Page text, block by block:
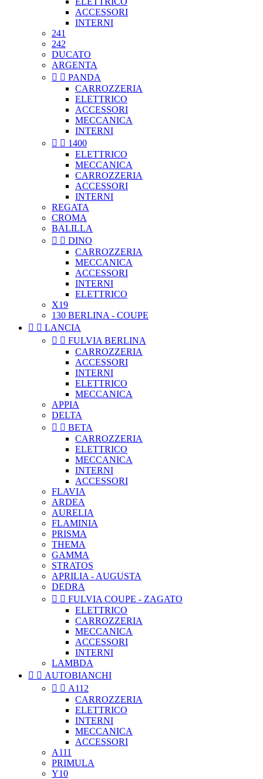
ACCESSORI
INTERNI
241
242
DUCATO
ARGENTA
  PANDA
CARROZZERIA
ELETTRICO
ACCESSORI
MECCANICA
INTERNI
  1400
ELETTRICO
MECCANICA
CARROZZERIA
ACCESSORI
INTERNI
REGATA
CROMA
BALILLA
  DINO
CARROZZERIA
MECCANICA
ACCESSORI
INTERNI
ELETTRICO
X19
130 BERLINA - COUPE
  LANCIA
  FULVIA BERLINA
CARROZZERIA
ACCESSORI
INTERNI
ELETTRICO
MECCANICA
APPIA
DELTA
  BETA
CARROZZERIA
ELETTRICO
MECCANICA
INTERNI
ACCESSORI
FLAVIA
ARDEA
AURELIA
FLAMINIA
PRISMA
THEMA
GAMMA
STRATOS
APRILIA - AUGUSTA
DEDRA
  FULVIA COUPE - ZAGATO
ELETTRICO
CARROZZERIA
MECCANICA
ACCESSORI
INTERNI
LAMBDA
  AUTOBIANCHI
  A112
CARROZZERIA
ELETTRICO
INTERNI
MECCANICA
ACCESSORI
A111
PRIMULA
Y10